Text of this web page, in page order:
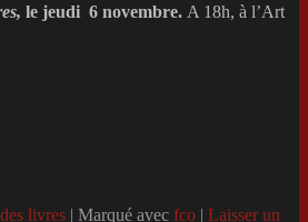
le jeudi 6 novembre. A 18h, à l’Art
livres | Marqué avec fco | Laisser un